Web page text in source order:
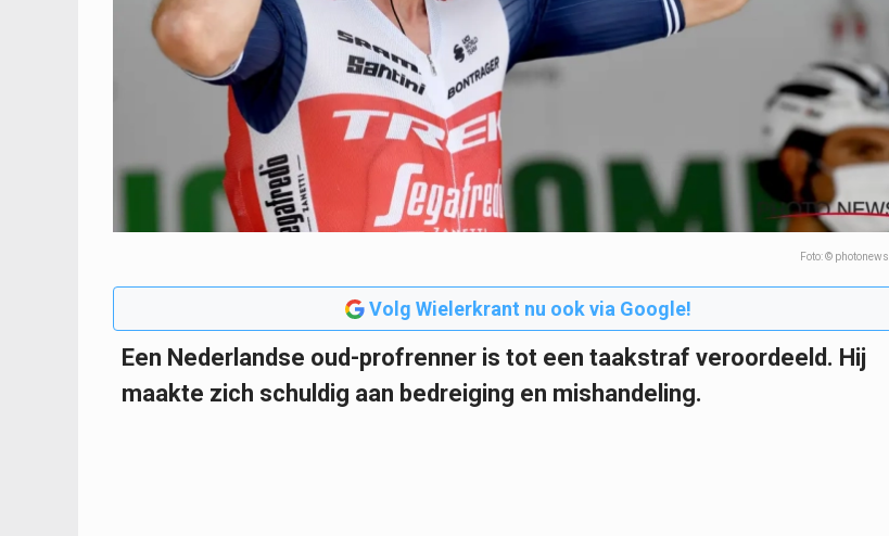
Foto: © photonews
Volg Wielerkrant nu ook via Google!
Een Nederlandse oud-profrenner is tot een taakstraf veroordeeld. Hij
maakte zich schuldig aan bedreiging en mishandeling.